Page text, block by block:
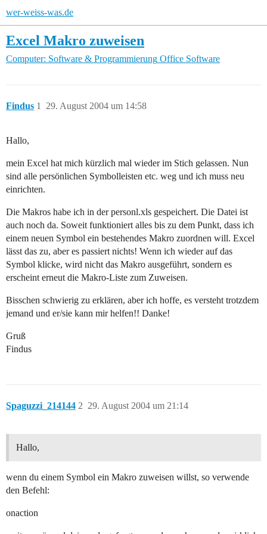
wer-weiss-was.de
Excel Makro zuweisen
Computer: Software & Programmierung Office Software
Findus 29. August 2004 um 14:58
1
Hallo,
mein Excel hat mich kürzlich mal wieder im Stich gelassen. Nun
sind alle persönlichen Symbolleisten etc. weg und ich muss neu
einrichten.
Die Makros habe ich in der personl.xls gespeichert. Die Datei ist
auch noch da. Soweit funktioniert alles bis zu dem Punkt, dass ich
einem neuen Symbol ein bestehendes Makro zuordnen will. Excel
lässt das zu, aber es passiert nichts! Wenn ich wieder auf das
Symbol klicke, wird nicht das Makro ausgeführt, sondern es
erscheint erneut die Makro-Liste zum Zuweisen.
Bisschen schwierig zu erklären, aber ich hoffe, es versteht trotzdem
jemand und er/sie kann mir helfen!! Danke!
Gruß
Findus
Spaguzzi_214144 29. August 2004 um 21:14
2
Hallo,
wenn du einem Symbol ein Makro zuweisen willst, so verwende
den Befehl:
onaction